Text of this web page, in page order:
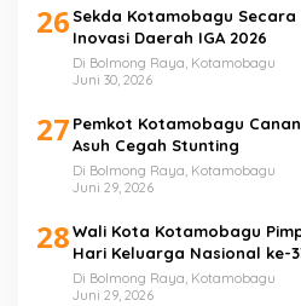
26 Sekda Kotamobagu Secara
Inovasi Daerah IGA 2026
Di Bolmong Raya, Kotamobagu
Juni 30, 2026
27 Pemkot Kotamobagu
Asuh Cegah Stunting
Di Bolmong Raya, Kotamobagu
Juni 29, 2026
28Wali Kota Kotamobagu
Hari Keluarga Nasional ke-
Di Bolmong Raya, Kotamobagu
Juni 29, 2026